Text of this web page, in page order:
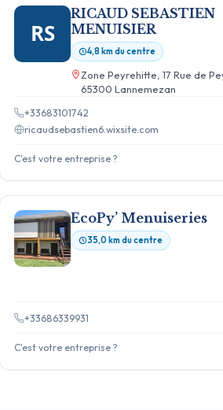
RS
RICAUD SEBASTIEN
MENUISIER
4,8 km du centre
Zone Peyrehitte, 17 Rue de
65300 Lannemezan
+33683101742
ricaudsebastien6.wixsite.com
C'est votre entreprise ?
EcoPy’ Menuiseries
35,0 km du centre
+33686339931
C'est votre entreprise ?